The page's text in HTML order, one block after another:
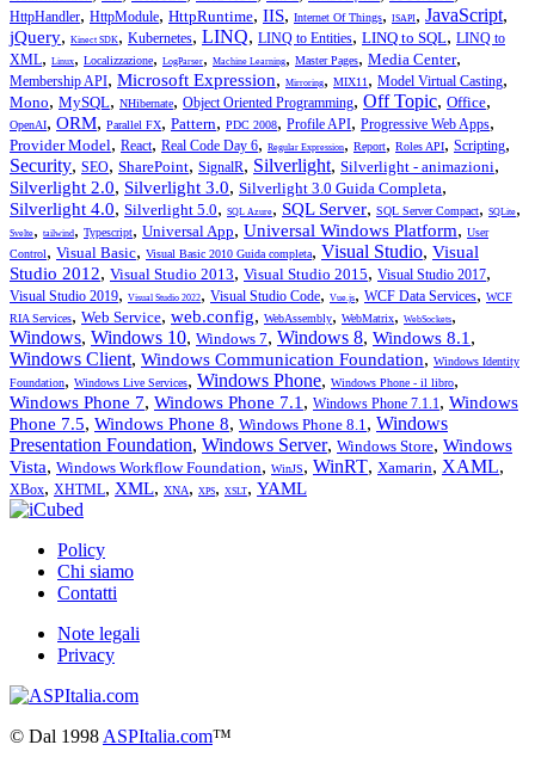
HttpHandler, HttpModule, HttpRuntime, IIS, Internet Of Things, ISAPI, JavaScript,
jQuery, Kinect SDK, Kubernetes, LINQ, LINQ to Entities, LINQ to SQL, LINQ to
XML, Linux, Localizzazione, LogParser, Machine Learning, Master Pages, Media Center,
Membership API, Microsoft Expression, Mirroring, MIX11 , Model Virtual Casting,
Mono, MySQL, NHibernate, Object Oriented Programming, Off Topic, Office,
OpenAI, ORM, Parallel FX, Pattern, PDC 2008, Profile API, Progressive Web Apps,
Provider Model, React, Real Code Day 6, Regular Expression, Report, Roles API, Scripting,
Security, SEO, SharePoint, SignalR, Silverlight, Silverlight - animazioni,
Silverlight 2.0, Silverlight 3.0, Silverlight 3.0 Guida Completa,
Silverlight 4.0, Silverlight 5.0, SQL Azure, SQL Server, SQL Server Compact, SQLite,
Svelte, tailwind , Typescript, Universal App, Universal Windows Platform, User
Control, Visual Basic, Visual Basic 2010 Guida completa, Visual Studio, Visual
Studio 2012, Visual Studio 2013, Visual Studio 2015, Visual Studio 2017,
Visual Studio 2019, Visual Studio 2022, Visual Studio Code, Vue.js, WCF Data Services, WCF
RIA Services, Web Service, web.config, WebAssembly, WebMatrix, WebSockets,
Windows, Windows 10, Windows 7, Windows 8, Windows 8.1 ,
Windows Client, Windows Communication Foundation, Windows Identity
Foundation, Windows Live Services, Windows Phone, Windows Phone - il libro,
Windows Phone 7, Windows Phone 7.1 , Windows Phone 7.1.1 , Windows
Phone 7.5, Windows Phone 8, Windows Phone 8.1 , Windows
Presentation Foundation, Windows Server, Windows Store, Windows
Vista, Windows Workflow Foundation, WinJS, WinRT, Xamarin, XAML,
XBox, XHTML, XML, XNA, XPS, XSLT, YAML
Policy
Chi siamo
Contatti
Note legali
Privacy
© Dal 1998 ASPItalia.com™